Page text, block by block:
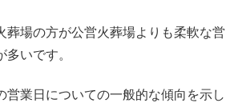
葬場の方が公営火葬場よりも柔軟な営
いです。
営業日についての一般的な傾向を示し